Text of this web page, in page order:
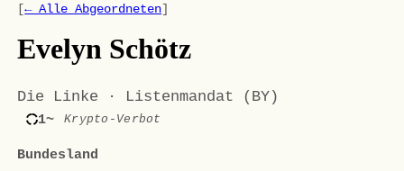
[← Alle Abgeordneten]
Evelyn Schötz
Die Linke · Listenmandat (BY)
1~ Krypto-Verbot
Bundesland